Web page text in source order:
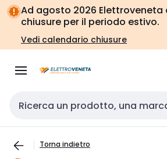
Vai alla
navigazione
Vai
alla
pagina
Ad agosto 2026 Elettroveneta
chiusure per il periodo estivo.
Vedi calendario chiusure
Cerca input
Torna indietro